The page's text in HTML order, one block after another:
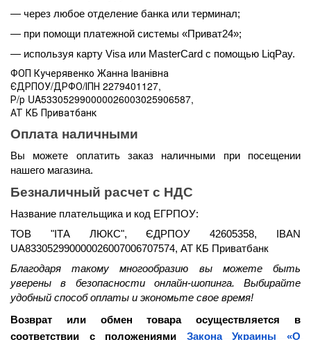
— через любое отделение банка или терминал;
— при помощи платежной системы «Приват24»;
— используя карту Visa или MasterCard с помощью LiqPay.
ФОП Кучерявенко Жанна Іванівна
ЄДРПОУ/ДРФО/ІПН 2279401127,
Р/р UA533052990000026003025906587,
АТ КБ Приватбанк
Оплата наличными
Вы можете оплатить заказ наличными при посещении
нашего магазина.
Безналичный расчет с НДС
Название плательщика и код ЕГРПОУ:
ТОВ "ІТА ЛЮКС", ЄДРПОУ 42605358, IBAN
UA833052990000026007006707574, АТ КБ Приватбанк
Благодаря такому многообразию вы можете быть
уверены в безопасности онлайн-шопинга. Выбирайте
удобный способ оплаты и экономьте свое время!
Возврат или обмен товара осуществляется в
соответствии с положениями Закона Украины «О